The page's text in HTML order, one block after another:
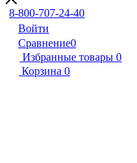
8-800-707-24-40
Войти
Сравнение0
Избранные товары 0
Корзина 0